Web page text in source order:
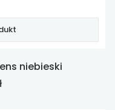
niebieski